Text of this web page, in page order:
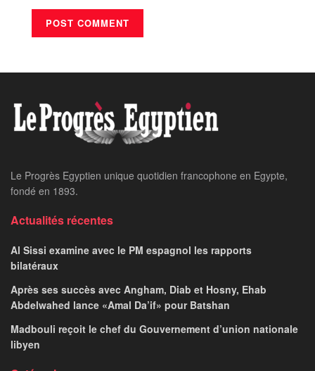
Le Progrès Egyptien unique quotidien francophone en Egypte,
fondé en 1893.
Actualités récentes
Al Sissi examine avec le PM espagnol les rapports
bilatéraux
Après ses succès avec Angham, Diab et Hosny, Ehab
Abdelwahed lance «Amal Da’if» pour Batshan
Madbouli reçoit le chef du Gouvernement d’union nationale
libyen